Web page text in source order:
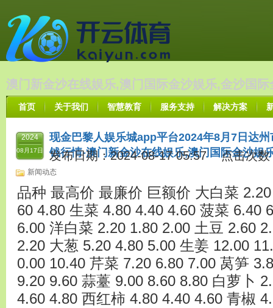
澳门新金沙在线娱乐,澳门国际金沙娱乐,金沙国
首页 关于我们 智慧教育 服务支持 解决方案
2024
08月17日
现金巴黎人娱乐城app平台2024年8月7日达
钱行情-澳门新金沙在线娱乐,澳门国际金沙娱
发布日期：2024-08-17 05:57 点击次数
新闻动态
品种 最高价 最廉价 巨额价 大白菜
60 4.80 生菜 4.80 4.40 4.60 菠菜 6.40
6.00 洋白菜 2.20 1.80 2.00 土豆 2.60
2.20 大葱 5.20 4.80 5.00 生姜 12.00
0.00 10.40 芹菜 7.20 6.80 7.00 莴笋
9.20 9.60 蒜薹 9.00 8.60 8.80 白萝卜
4.60 4.80 西红柿 4.80 4.40 4.60 青椒